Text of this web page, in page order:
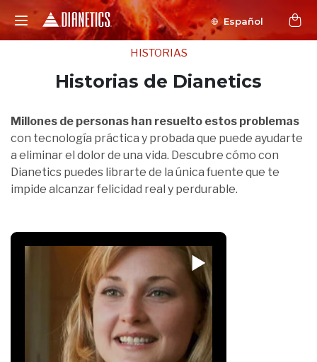
Español
HISTORIAS
Historias de Dianetics
Millones de personas han resuelto estos problemas
con tecnología práctica y probada que puede ayudarte
a eliminar el dolor de una vida. Descubre cómo con
Dianetics puedes librarte de la única fuente que te
impide alcanzar felicidad real y perdurable.